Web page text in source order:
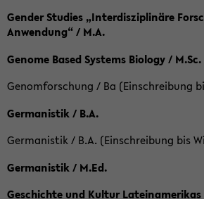
Gender Studies „Interdisziplinäre
Anwendung“ / M.A.
Genome Based Systems Biology / M.Sc.
Genomforschung / Ba (Einschreibung
Germanistik / B.A.
Germanistik / B.A. (Einschreibung bis
Germanistik / M.Ed.
Geschichte und Kultur Lateinamerikas